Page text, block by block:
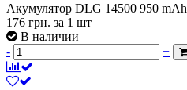
Акумулятор DLG 14500 950 mAh
176 грн. за 1 шт
В наличии
-
+